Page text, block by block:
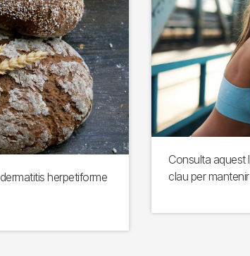
herpetiforme
Consulta aquest
clau per